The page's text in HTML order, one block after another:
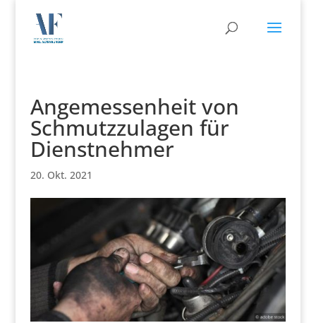
Angemessenheit von
Schmutzzulagen für
Dienstnehmer
20. Okt. 2021